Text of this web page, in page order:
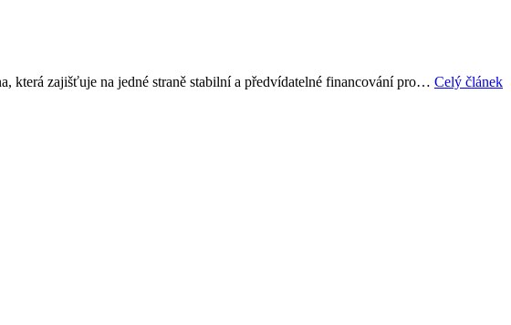
která zajišťuje na jedné straně stabilní a předvídatelné financování pro… Celý článek